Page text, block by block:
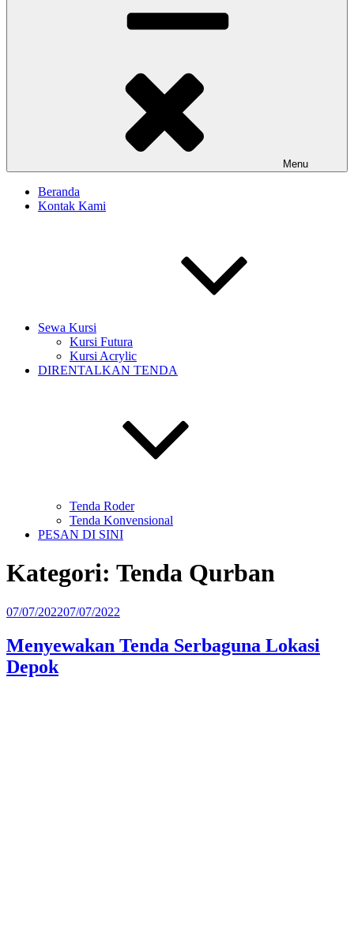
Menu
Beranda
Kontak Kami
Sewa Kursi
Kursi Futura
Kursi Acrylic
DIRENTALKAN TENDA
Tenda Roder
Tenda Konvensional
PESAN DI SINI
Kategori: Tenda Qurban
Diposkan
07/07/202207/07/2022
Menyewakan Tenda Serbaguna Lokasi
Depok